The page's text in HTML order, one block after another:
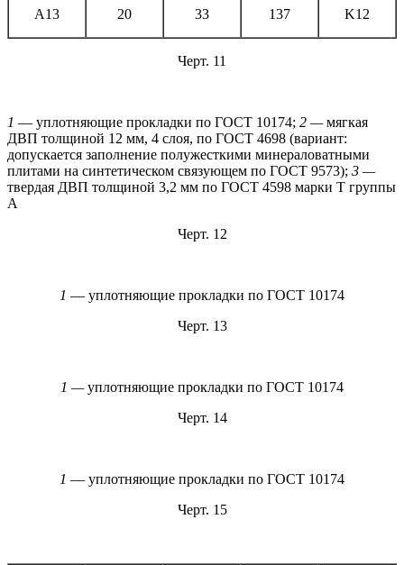
А13 20 33 137 K12
Черт. 11
1 — уплотняющие прокладки по ГОСТ 10174; 2 —мягкая
ДВП толщиной 12 мм, 4 слоя, по ГОСТ 4698 (вариант:
допускается заполнение полужесткими минераловатными
плитами на синтетическом связующем по ГОСТ 9573); 3 —
твердая ДВП толщиной 3,2 мм по ГОСТ 4598 марки Т группы
А
Черт. 12
1 — уплотняющие прокладки по ГОСТ 10174
Черт. 13
1 —уплотняющие прокладки по ГОСТ 10174
Черт. 14
1 — уплотняющие прокладки по ГОСТ 10174
Черт. 15